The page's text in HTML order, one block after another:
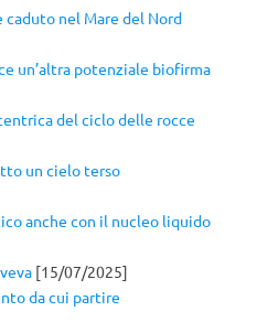
caduto nel Mare del Nord
un’altra potenziale biofirma
del ciclo delle rocce
un cielo terso
anche con il nucleo liquido
[15/07/2025]
da cui partire